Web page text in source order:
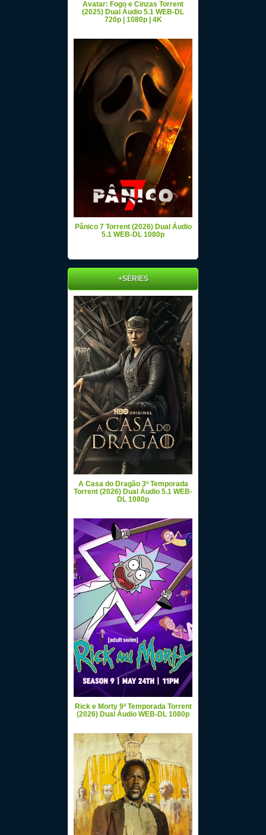
Avatar: Fogo e Cinzas Torrent
(2025) Dual Áudio 5.1 WEB-DL
720p | 1080p | 4K
Pânico 7 Torrent (2026) Dual Áudio
5.1 WEB-DL 1080p
+SÉRIES
A Casa do Dragão 3ª Temporada
Torrent (2026) Dual Áudio 5.1 WEB-
DL 1080p
Rick e Morty 9ª Temporada Torrent
(2026) Dual Áudio WEB-DL 1080p